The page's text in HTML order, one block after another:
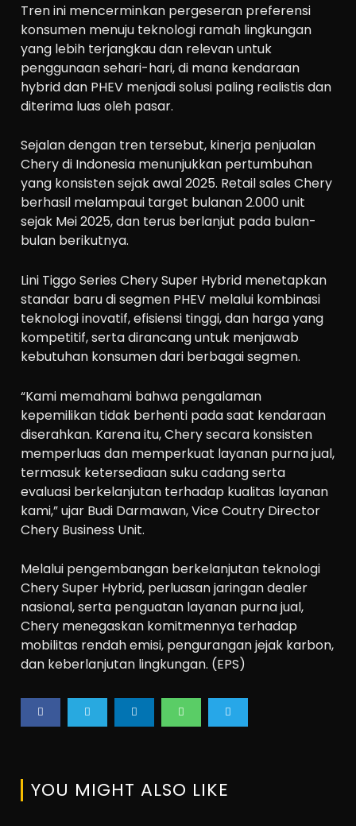
Tren ini mencerminkan pergeseran preferensi
konsumen menuju teknologi ramah lingkungan
yang lebih terjangkau dan relevan untuk
penggunaan sehari-hari, di mana kendaraan
hybrid dan PHEV menjadi solusi paling realistis dan
diterima luas oleh pasar.
Sejalan dengan tren tersebut, kinerja penjualan
Chery di Indonesia menunjukkan pertumbuhan
yang konsisten sejak awal 2025. Retail sales Chery
berhasil melampaui target bulanan 2.000 unit
sejak Mei 2025, dan terus berlanjut pada bulan-
bulan berikutnya.
Lini Tiggo Series Chery Super Hybrid menetapkan
standar baru di segmen PHEV melalui kombinasi
teknologi inovatif, efisiensi tinggi, dan harga yang
kompetitif, serta dirancang untuk menjawab
kebutuhan konsumen dari berbagai segmen.
“Kami memahami bahwa pengalaman
kepemilikan tidak berhenti pada saat kendaraan
diserahkan. Karena itu, Chery secara konsisten
memperluas dan memperkuat layanan purna jual,
termasuk ketersediaan suku cadang serta
evaluasi berkelanjutan terhadap kualitas layanan
kami,” ujar Budi Darmawan, Vice Coutry Director
Chery Business Unit.
Melalui pengembangan berkelanjutan teknologi
Chery Super Hybrid, perluasan jaringan dealer
nasional, serta penguatan layanan purna jual,
Chery menegaskan komitmennya terhadap
mobilitas rendah emisi, pengurangan jejak karbon,
dan keberlanjutan lingkungan. (EPS)
YOU MIGHT ALSO LIKE